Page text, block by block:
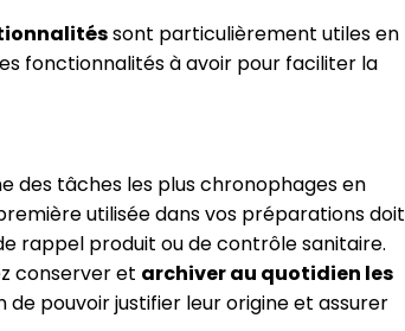
sont particulièrement utiles en
fonctionnalités à avoir pour faciliter la
des tâches les plus chronophages en
utilisée dans vos préparations doit
rappel produit ou de contrôle sanitaire.
conserver et archiver au quotidien les
de pouvoir justifier leur origine et assurer